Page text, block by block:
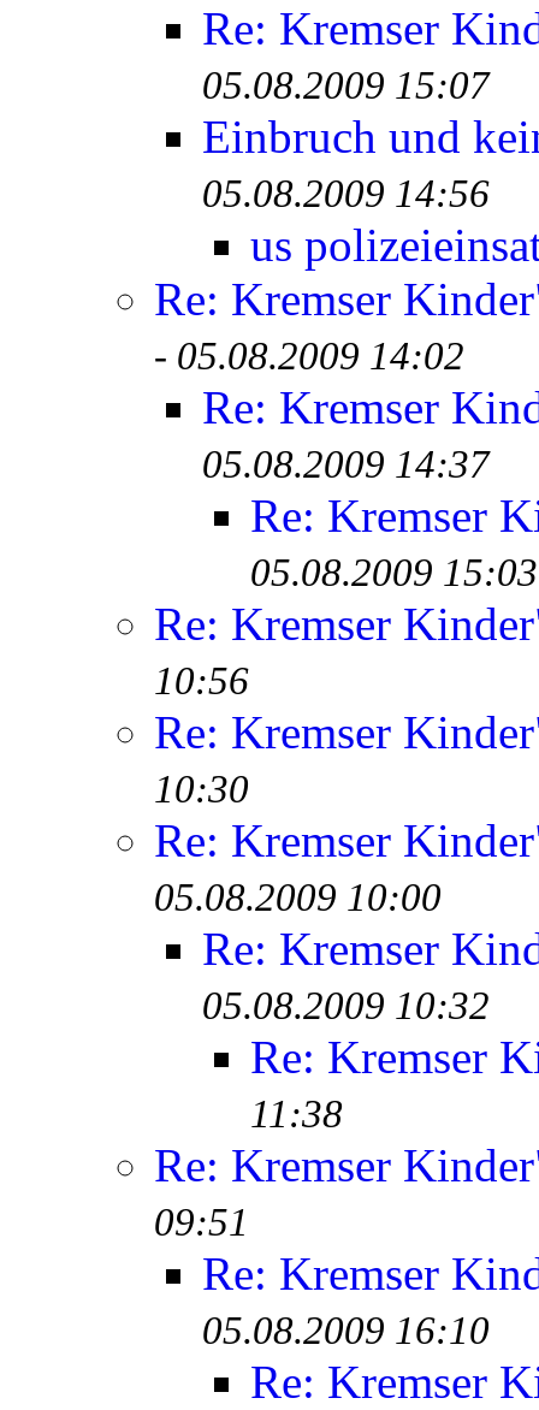
Re: Kremser
05.08.2009 15:07
Einbruch und
05.08.2009 14:56
us
Re: Kremser
- 05.08.2009 14:02
Re: Kremser
05.08.2009 14:37
Re: Kremser
05.08.2009 15:03
Re: Kremser
10:56
Re: Kremser
10:30
Re: Kremser
05.08.2009 10:00
Re: Kremser
05.08.2009 10:32
Re: Kremser
11:38
Re: Kremser
09:51
Re: Kremser
05.08.2009 16:10
Re: Kremser